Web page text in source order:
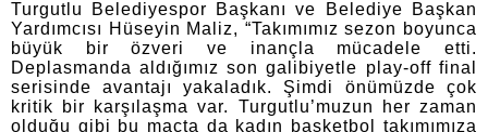
Turgutlu Belediyespor Başkanı ve Belediye Başkan
Yardımcısı Hüseyin Maliz, “Takımımız sezon boyunca
büyük bir özveri ve inançla mücadele etti.
Deplasmanda aldığımız son galibiyetle play-off final
serisinde avantajı yakaladık. Şimdi önümüzde çok
kritik bir karşılaşma var. Turgutlu’muzun her zaman
olduğu gibi bu maçta da kadın basketbol takımımıza